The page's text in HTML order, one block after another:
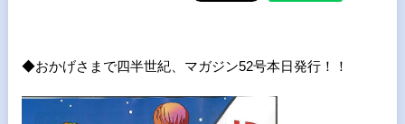
◆おかげさまで四半世紀、マガジン52号本日発行！！